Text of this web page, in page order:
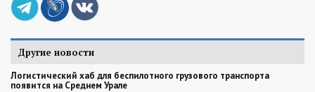
Другие новости
Логистический хаб для беспилотного грузового транспорта
появится на Среднем Урале